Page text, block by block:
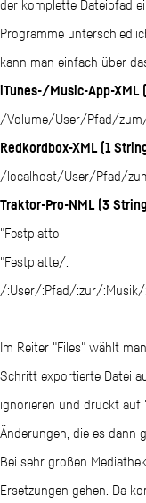
der komplette Dateipfad
Programme
kann man einfach über
iTunes-/Music-App-XML
/Volume/User/Pfad/
Redkordbox-XML (1
/localhost/User/Pfad/
Traktor-Pro-NML (3
"Festplatte
"Festplatte/:
/:User/:Pfad/:zur/:Musik/:
Im Reiter "Files" wählt
Schritt exportierte Datei
ignorieren und drückt auf
Änderungen, die es dann
Bei sehr großen
Ersetzungen gehen. Da